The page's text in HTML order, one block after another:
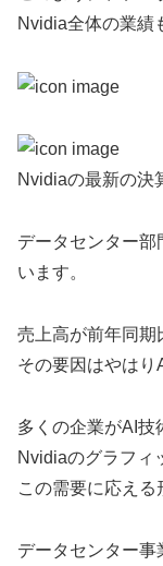
Nvidia全体の業績
Nvidiaの最新の決
データセンター部
います。
売上高が前年同期
その要因はやはり
多くの企業がAI技
Nvidiaのグラフィ
この需要に応える
データセンター事